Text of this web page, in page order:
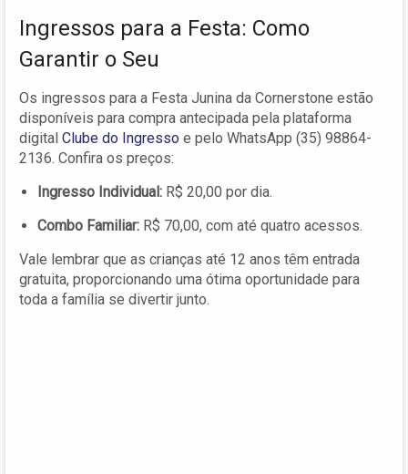
Ingressos para a Festa: Como
Garantir o Seu
Os ingressos para a Festa Junina da Cornerstone estão
disponíveis para compra antecipada pela plataforma
digital Clube do Ingresso e pelo WhatsApp (35) 98864-
2136. Confira os preços:
Ingresso Individual: R$ 20,00 por dia.
Combo Familiar: R$ 70,00, com até quatro acessos.
Vale lembrar que as crianças até 12 anos têm entrada
gratuita, proporcionando uma ótima oportunidade para
toda a família se divertir junto.